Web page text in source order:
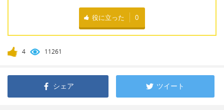
役に立った 0
4 11261
シェア ツイート